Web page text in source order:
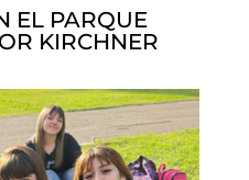
EL PARQUE
KIRCHNER